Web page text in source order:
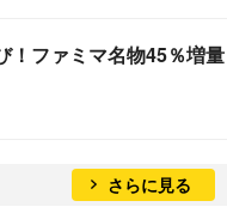
！ファミマ名物45％増量
さらに見る